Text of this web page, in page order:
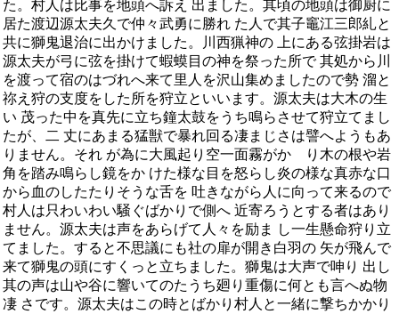
た。村人は比事を地頭へ訴え 出ました。其頃の地頭は御厨に
居た渡辺源太夫久で仲々武勇に勝れ た人で其子竈江三郎糺と
共に獅鬼退治に出かけました。川西猟神の 上にある弦掛岩は
源太夫が弓に弦を掛けて蝦蟆目の神を祭った所で 其処から川
を渡って宿のはづれへ来て里人を沢山集めましたので勢 溜と
祢え狩の支度をした所を狩立といいます。源太夫は大木の生
い 茂った中を真先に立ち鐘太鼓をうち鳴らさせて狩立てまし
たが、二 丈にあまる猛獣で暴れ回る凄まじさは譬へようもあ
りません。それ が為に大風起り空一面霧がかゝり木の根や岩
角を踏み鳴らし鏡をか けた様な目を怒らし炎の様な真赤な口
から血のしたたりそうな舌を 吐きながら人に向って来るので
村人は只わいわい騒ぐばかりで側へ 近寄ろうとする者はあり
ません。源太夫は声をあらげて人々を励ま し一生懸命狩り立
てました。すると不思議にも社の扉が開き白羽の 矢が飛んで
来て獅鬼の頭にすくっと立ちました。獅鬼は大声で呻り 出し
其の声は山や谷に響いてのたうち廻り重傷に何とも言へぬ物
凄 さです。源太夫はこの時とばかり村人と一緒に撃ちかかり